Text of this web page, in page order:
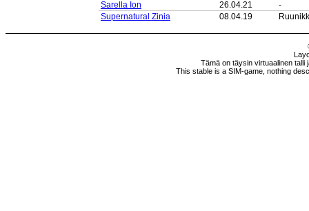
Sarella Ion
26.04.21
-
Supernatural Zinia
08.04.19
Tämä on täysin virtuaalinen
This stable is a SIM-game, nothing